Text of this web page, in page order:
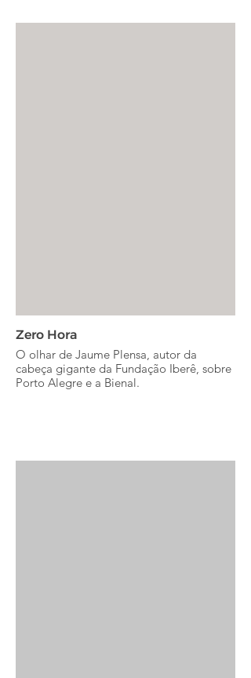
Zero Hora
O olhar de Jaume Plensa, autor da
cabeça gigante da Fundação Iberê, sobre
Porto Alegre e a Bienal.